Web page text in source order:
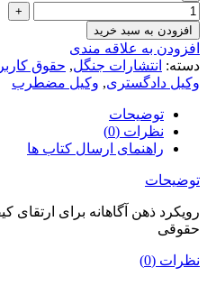
افزودن به سبد خرید
افزودن به علاقه مندی
دسته: انتشارات جنگل, حقوق
وکیل دادگستری, وکیل مضطرب
توضیحات
نظرات (0)
راهنمای ارسال کتاب ها
توضیحات
رویکرد ذهن آگاهانه برای
حقوقی
نظرات (0)